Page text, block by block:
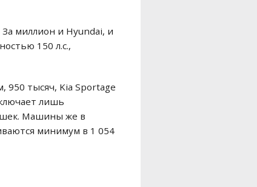
миллион и Hyundai, и
150 л.с.,
тысяч, Kia Sportage
лишь
Машины же в
минимум в 1 054